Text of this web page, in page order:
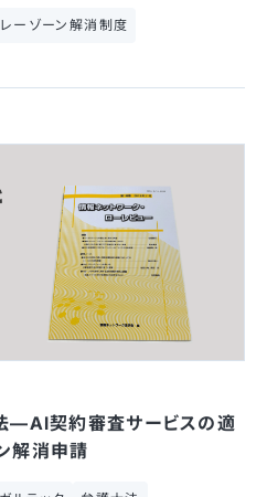
ーゾーン解消制度
—AI契約審査サービスの適
解消申請